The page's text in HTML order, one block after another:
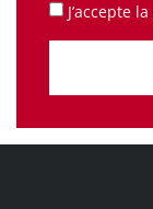
J’accepte la